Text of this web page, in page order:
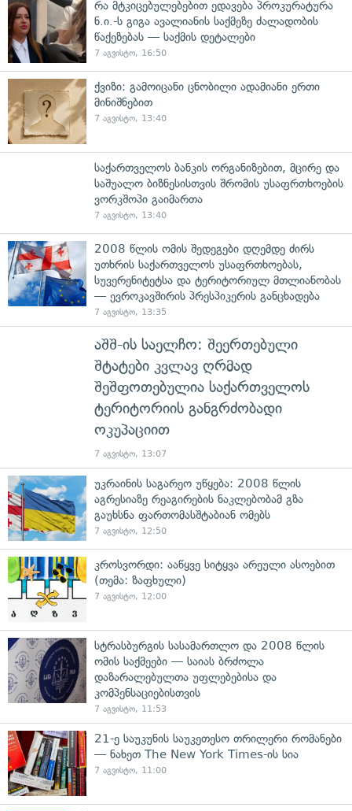
რა მტკიცებულებებით ედავება პროკურატურა
ნ.ი.-ს გიგა ავალიანის საქმეზე ძალადობის
წაქეზებას — საქმის დეტალები
7 აგვისტო, 16:50
ქვიზი: გამოიცანი ცნობილი ადამიანი ერთი
მინიშნებით
7 აგვისტო, 13:40
საქართველოს ბანკის ორგანიზებით, მცირე და
საშუალო ბიზნესისთვის შრომის უსაფრთხოების
ვორკშოპი გაიმართა
7 აგვისტო, 13:40
2008 წლის ომის შედეგები დღემდე ძირს
უთხრის საქართველოს უსაფრთხოებას,
სუვერენიტეტსა და ტერიტორიულ მთლიანობას
— ევროკავშირის პრესპიკერის განცხადება
7 აგვისტო, 13:35
აშშ-ის საელჩო: შეერთებული
შტატები კვლავ ღრმად
შეშფოთებულია საქართველოს
ტერიტორიის განგრძობადი
ოკუპაციით
7 აგვისტო, 13:07
უკრაინის საგარეო უწყება: 2008 წლის
აგრესიაზე რეაგირების ნაკლებობამ გზა
გაუხსნა ფართომასშტაბიან ომებს
7 აგვისტო, 12:50
კროსვორდი: ააწყვე სიტყვა არეული ასოებით
(თემა: ზაფხული)
7 აგვისტო, 12:00
სტრასბურგის სასამართლო და 2008 წლის
ომის საქმეები — საიას ბრძოლა
დაზარალებულთა უფლებებისა და
კომპენსაციებისთვის
7 აგვისტო, 11:53
21-ე საუკუნის საუკეთესო თრილერი რომანები
— ნახეთ The New York Times-ის სია
7 აგვისტო, 11:00